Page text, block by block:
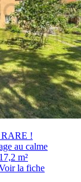
RARE !
au calme
m²
la fiche